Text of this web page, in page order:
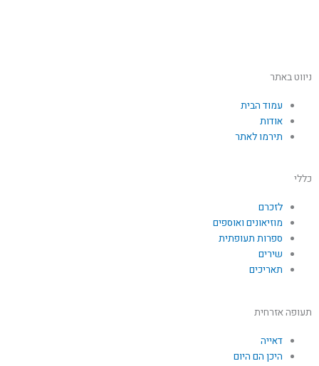
a
c
e
b
o
o
k
ניווט באתר
עמוד הבית
אודות
תירמו לאתר
כללי
לזכרם
מוזיאונים ואוספים
ספרות תעופתית
שירים
תאריכים
תעופה אזרחית
דאייה
היכן הם היום